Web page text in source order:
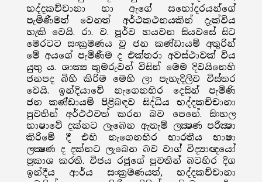
භද්දකච්චානා හා ඇගේ සහෝදරයන්ගේ
පැමිණීමත් වෙනත් අර්ථකථනයකින් දැක්විය
හැකි වෙයි. රා. ව. පූර්ව හයවන සියවසේ සිට
මෙරටට සංක්‍රමණය වූ ජන කණ්ඩායම් අතුරින්
මේ අයගේ පැමිණීම ද එක්තරා අවස්ථාවක් විය
යුතු ය. ශාක්‍ය කුමරුවන් විසින් මෙම දිවයිනෙහි
ජනපද බිහි කිරිම මෙහි ලා පැහැදිලිව විස්තර
වෙයි. ඉන්දියාවේ නැගෙනහිර දෙසින් පැමිණි
ජන කණ්ඩායම් පිළිබඳව සිද්ධිය භද්දකච්චානා
පුවතින් අර්ථථවත් කරන බව පෙනේ. සිංහල
භාෂාවේ දක්නට ලැබෙන ඇතැම් ලක්‍ෂණ පරීක්‍ෂා
කිරිමේ දී එහි නැගෙනහිර භාරතීය භාෂා
ලක්‍ෂණ ද දක්නට ලැබෙන බව වාග් විද්‍යාඥයෝ
ප්‍රකාශ කරති. විජය රජුගේ පුවතින් බටහිර දිග
ඉන්දීය ආර්ය සංක්‍රමණයත්, භද්දකච්චානා